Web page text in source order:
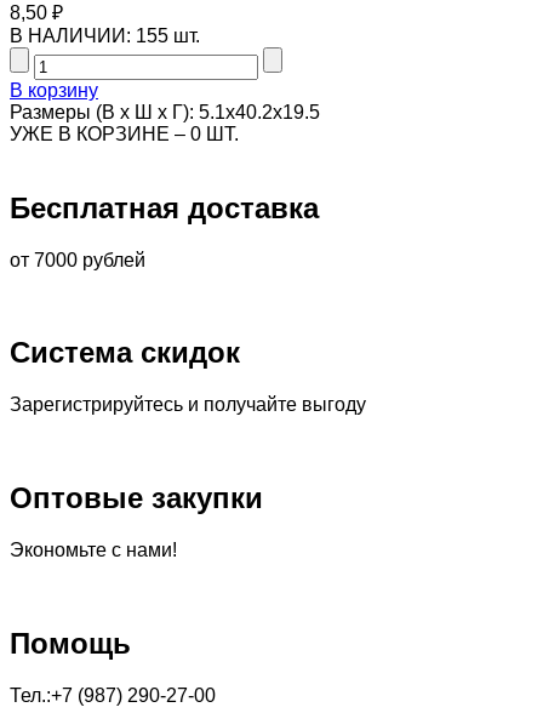
8,50 ₽
В НАЛИЧИИ: 155 шт.
В корзину
Размеры (В х Ш х Г): 5.1x40.2x19.5
УЖЕ В КОРЗИНЕ – 0 ШТ.
Бесплатная доставка
от 7000 рублей
Система скидок
Зарегистрируйтесь и получайте выгоду
Оптовые закупки
Экономьте с нами!
Помощь
Тел.:+7 (987) 290-27-00